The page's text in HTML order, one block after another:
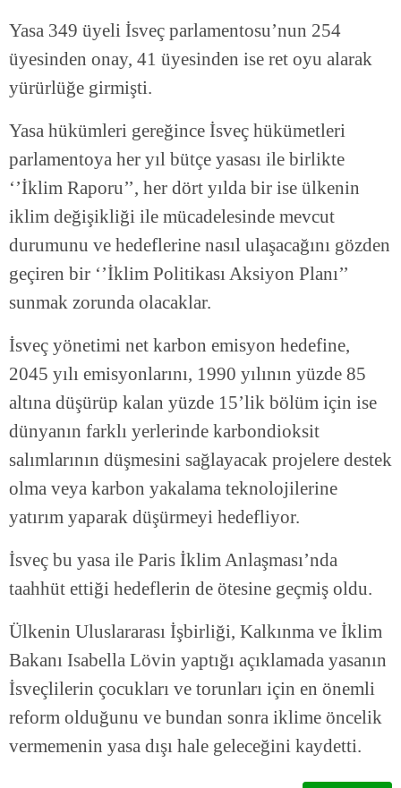
Yasa 349 üyeli İsveç parlamentosu’nun 254
üyesinden onay, 41 üyesinden ise ret oyu alarak
yürürlüğe girmişti.
Yasa hükümleri gereğince İsveç hükümetleri
parlamentoya her yıl bütçe yasası ile birlikte
‘’İklim Raporu’’, her dört yılda bir ise ülkenin
iklim değişikliği ile mücadelesinde mevcut
durumunu ve hedeflerine nasıl ulaşacağını gözden
geçiren bir ‘’İklim Politikası Aksiyon Planı’’
sunmak zorunda olacaklar.
İsveç yönetimi net karbon emisyon hedefine,
2045 yılı emisyonlarını, 1990 yılının yüzde 85
altına düşürüp kalan yüzde 15’lik bölüm için ise
dünyanın farklı yerlerinde karbondioksit
salımlarının düşmesini sağlayacak projelere destek
olma veya karbon yakalama teknolojilerine
yatırım yaparak düşürmeyi hedefliyor.
İsveç bu yasa ile Paris İklim Anlaşması’nda
taahhüt ettiği hedeflerin de ötesine geçmiş oldu.
Ülkenin Uluslararası İşbirliği, Kalkınma ve İklim
Bakanı Isabella Lövin yaptığı açıklamada yasanın
İsveçlilerin çocukları ve torunları için en önemli
reform olduğunu ve bundan sonra iklime öncelik
vermemenin yasa dışı hale geleceğini kaydetti.